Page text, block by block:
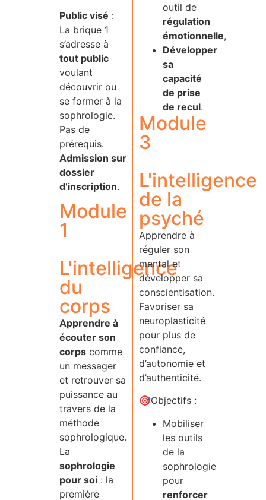
Public visé :
La brique 1
s’adresse à
tout public
voulant
découvrir ou
se former à la
sophrologie.
Pas de
prérequis.
Admission sur
dossier
d’inscription.
Module
1
L'intelligence
du
corps
Apprendre à
écouter son
corps comme
un messager
et retrouver sa
puissance au
travers de la
méthode
sophrologique.
La
sophrologie
pour soi : la
première
outil de
régulation
émotionnelle,
Développer
sa
capacité
de prise
de recul.
Module
3
L'intelligence
de la
psyché
Apprendre à
réguler son
mental et
développer sa
conscientisation.
Favoriser sa
neuroplasticité
pour plus de
confiance,
d’autonomie et
d’authenticité.
🎯Objectifs :
Mobiliser
les outils
de la
sophrologie
pour
renforcer